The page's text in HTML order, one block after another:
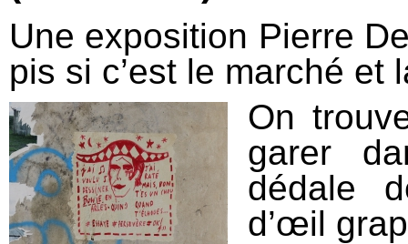
Une exposition Pierre
pis si c’est le marché et
On
garer
dédale
d’œil